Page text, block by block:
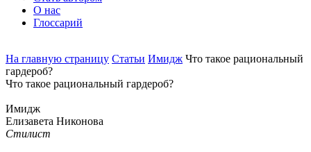
О нас
Глоссарий
На главную страницу Статьи Имидж Что такое рациональный
гардероб?
Что такое рациональный гардероб?
Имидж
Елизавета Никонова
Стилист